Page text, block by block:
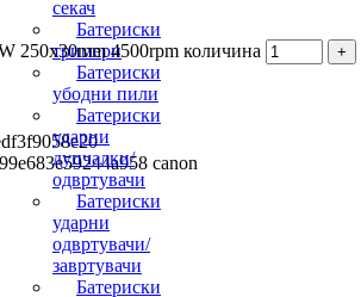
секач
Батериски
тримери
Батериски
убодни пили
Батериски
ударни
дупчалки/
одвртувачи
Батериски
ударни
одвртувачи/
завртувачи
Батериски
250x30mm 4500rpm количина